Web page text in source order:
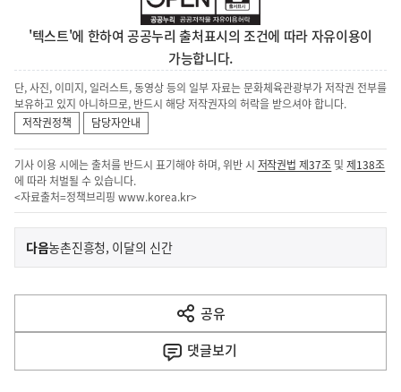
'텍스트'에 한하여 공공누리 출처표시의 조건에 따라 자유이용이
가능합니다.
단, 사진, 이미지, 일러스트, 동영상 등의 일부 자료는 문화체육관광부가 저작권 전부를
보유하고 있지 아니하므로, 반드시 해당 저작권자의 허락을 받으셔야 합니다.
저작권정책
담당자안내
기사 이용 시에는 출처를 반드시 표기해야 하며, 위반 시 저작권법 제37조 및제138조
에 따라 처벌될 수 있습니다.
<자료출처=정책브리핑 www.korea.kr>
이
전
다
음
다음기
사
농촌진흥청, 이달의 신간
공유
열
기
댓글보기